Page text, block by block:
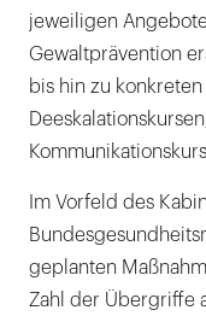
jeweiligen
Gewaltprävention
bis hin zu
Im Vorfeld des
geplanten
Zahl der Übergriffe